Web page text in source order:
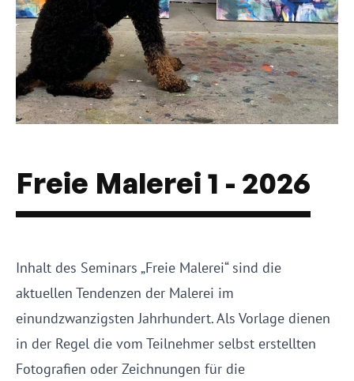
Freie Malerei 1 - 2026
Inhalt des Seminars „Freie Malerei“ sind die
aktuellen Tendenzen der Malerei im
einundzwanzigsten Jahrhundert. Als Vorlage dienen
in der Regel die vom Teilnehmer selbst erstellten
Fotografien oder Zeichnungen für die